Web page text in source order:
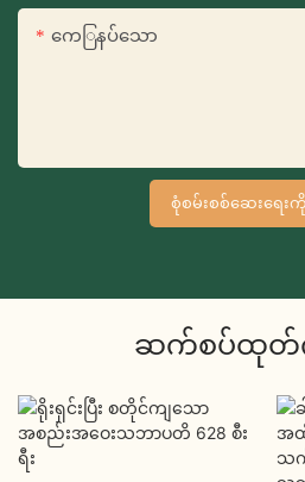
ကေြနပ်သော
စုံစမ်းစစ်ဆေးရေး
ဆက်စပ်ထုတ်ကု